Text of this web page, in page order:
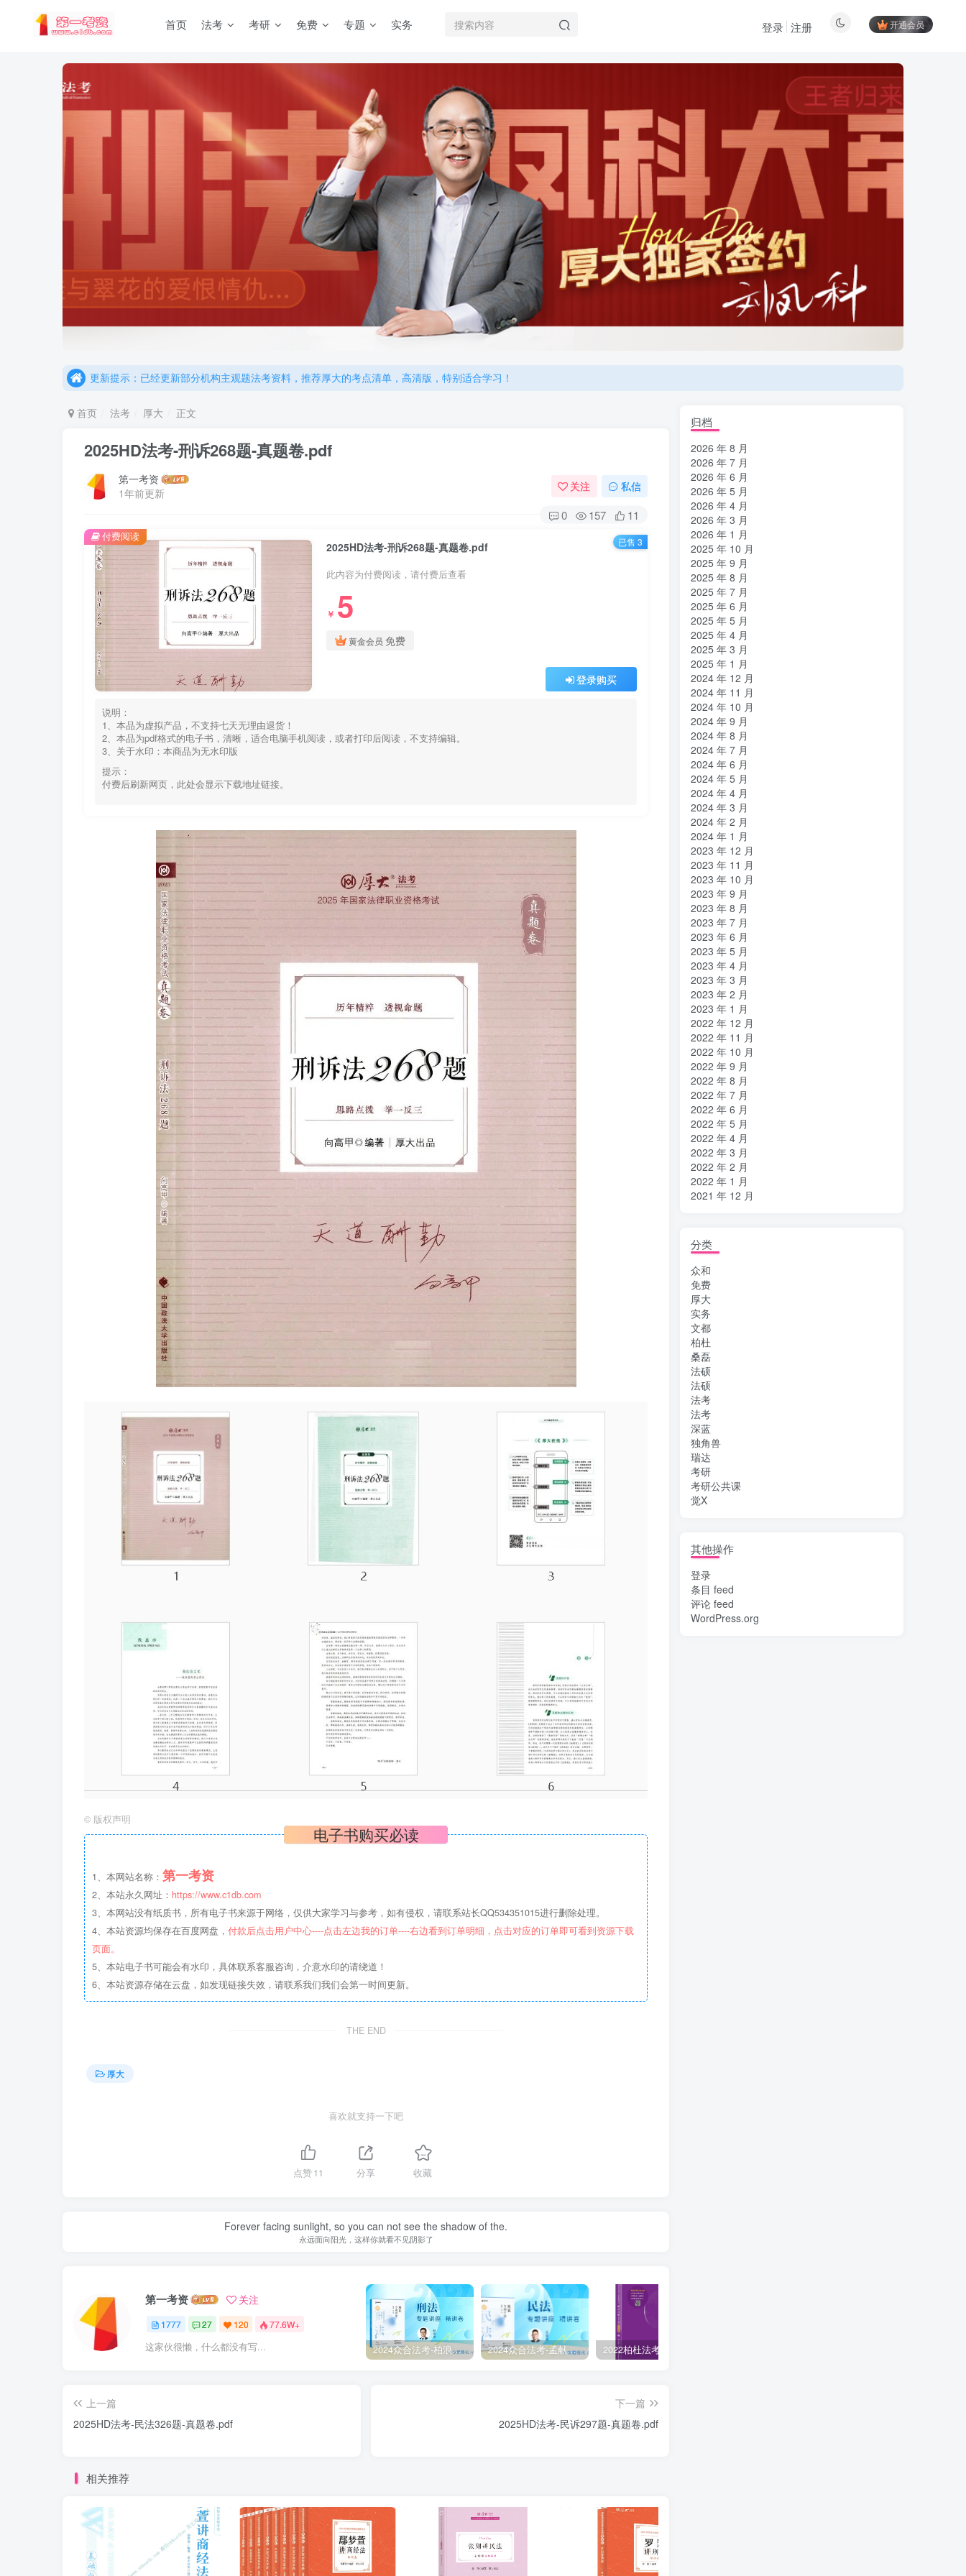
首页 法考 考研 免费 专题 实务 开通会员
登录 注册
重要通知：因网站调整，现已经关闭手机号登录，请手机注册用户及时添加客服微信（微信号：dykz180），客服会协助将登陆方式更改为邮箱登录！
重要通知：因网站调整，现已经关闭手机号登录，请手机注册用户及时添加客服微信（微信号：dykz180），客服会协助将登陆方式更改为邮箱登录！
首页 法考 厚大 正文
2025HD法考-刑诉268题-真题卷.pdf
第一考资
1年前更新
关注 私信
0 157 11
2025HD法考-刑诉268题-真题卷.pdf
此内容为付费阅读，请付费后查看
￥ 5
黄金会员 免费
登录购买
说明：
1、本品为虚拟产品，不支持七天无理由退货！
2、本品为pdf格式的电子书，清晰，适合电脑手机阅读，或者打印后阅读，不支持编辑。
3、关于水印：本商品为无水印版
提示：
付费后刷新网页，此处会显示下载地址链接。
付费阅读 已售 3
© 版权声明
电子书购买必读
1、本网站名称： 第一考资
2、本站永久网址： https://www.c1db.com
3、本网站没有纸质书，所有电子书来源于网络，仅供大家学习与参考，如有侵权，请联系站长QQ534351015进行删除处理。
4、本站资源均保存在百度网盘， 付款后点击用户中心----点击左边我的订单----右边看到订单明细，点击对应的订单即可看到资源下载
页面。
5、本站电子书可能会有水印，具体联系客服咨询，介意水印的请绕道！
6、本站资源存储在云盘，如发现链接失效，请联系我们我们会第一时间更新。
THE END
厚大
喜欢就支持一下吧
点赞11 分享 收藏
Forever facing sunlight, so you can not see the shadow of the.
永远面向阳光，这样你就看不见阴影了
第一考资 关注
1777 27 120 77.6W+
这家伙很懒，什么都没有写... 2024众合法考-柏浪涛刑法-精讲卷pdf电子版（附视频1-76全） 2024众合法考-孟献贵民法-精讲卷.pdf
上一篇
2025HD法考-民法326题-真题卷.pdf
下一篇
2025HD法考-民诉297题-真题卷.pdf
相关推荐
归档
2026 年 8 月
2026 年 7 月
2026 年 6 月
2026 年 5 月
2026 年 4 月
2026 年 3 月
2026 年 1 月
2025 年 10 月
2025 年 9 月
2025 年 8 月
2025 年 7 月
2025 年 6 月
2025 年 5 月
2025 年 4 月
2025 年 3 月
2025 年 1 月
2024 年 12 月
2024 年 11 月
2024 年 10 月
2024 年 9 月
2024 年 8 月
2024 年 7 月
2024 年 6 月
2024 年 5 月
2024 年 4 月
2024 年 3 月
2024 年 2 月
2024 年 1 月
2023 年 12 月
2023 年 11 月
2023 年 10 月
2023 年 9 月
2023 年 8 月
2023 年 7 月
2023 年 6 月
2023 年 5 月
2023 年 4 月
2023 年 3 月
2023 年 2 月
2023 年 1 月
2022 年 12 月
2022 年 11 月
2022 年 10 月
2022 年 9 月
2022 年 8 月
2022 年 7 月
2022 年 6 月
2022 年 5 月
2022 年 4 月
2022 年 3 月
2022 年 2 月
2022 年 1 月
2021 年 12 月
分类
众和
免费
厚大
实务
文都
柏杜
桑磊
法硕
法硕
法考
法考
深蓝
独角兽
瑞达
考研
考研公共课
觉X
其他操作
登录
条目 feed
评论 feed
WordPress.org